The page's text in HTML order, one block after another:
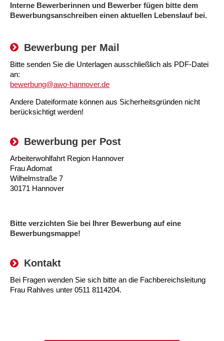
Krippe Schleswiger Straße
Kindertagesstätte Tresckowstraße
Kindertagesstätte Voltmerstraße
Kindertagesstätte Levester Straße
Familienzentrum
Kindertagesstätte Pfarrlandplatz
Kindertagesstätte Rosenbergstraße
Kindertagesstätte Schneiderberg
Kindertagesstätte Sylter Weg
Kindertagesstätte Tresckowstraße
Kindertagesstätte Voltmerstraße
Interne Bewerberinnen und Bewerber fügen bitte dem
Bewerbungsanschreiben einen aktuellen Lebenslauf bei.
Bewerbung per Mail
Bitte senden Sie die Unterlagen ausschließlich als PDF-Datei
an:
bewerbung@awo-hannover.de
Andere Dateiformate können aus Sicherheitsgründen nicht
berücksichtigt werden!
Bewerbung per Post
Arbeiterwohlfahrt Region Hannover
Frau Adomat
Wilhelmstraße 7
30171 Hannover
Bitte verzichten Sie bei Ihrer Bewerbung auf eine
Bewerbungsmappe!
Kontakt
Bei Fragen wenden Sie sich bitte an die Fachbereichsleitung
Frau Rahlves unter 0511 8114204.